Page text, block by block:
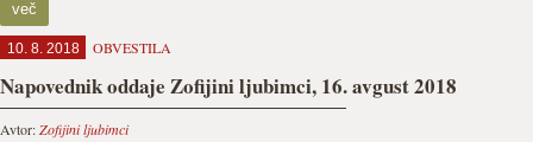
več
10. 8. 2018 OBVESTILA
Napovednik oddaje Zofijini ljubimci, 16. avgust 2018
Avtor:Zofijini ljubimci